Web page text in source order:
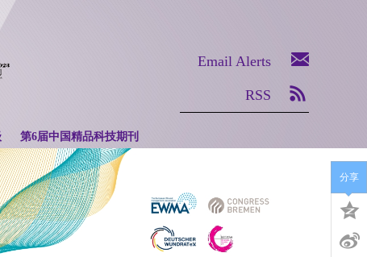
第6届中国精品科技期刊
Email Alerts
RSS
分享